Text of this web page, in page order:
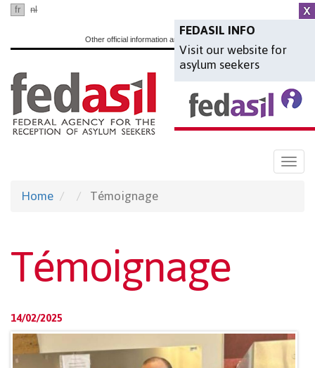
Skip
main
content
FEDASIL INFO
Visit our website for
asylum seekers
fr nl
Other official information and services:
Home Témoignage
Témoignage
14/02/2025